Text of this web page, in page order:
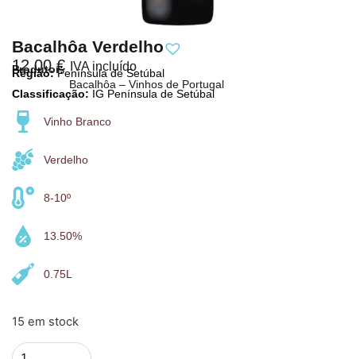
Bacalhôa Verdelho
12,00€ IVA incluído
Bacalhôa – Vinhos de Portugal
Produtor:
Região:Península de Setúbal
Classificação: IG Península de Setúbal
Vinho Branco
Verdelho
8-10º
13.50%
0.75L
15 em stock